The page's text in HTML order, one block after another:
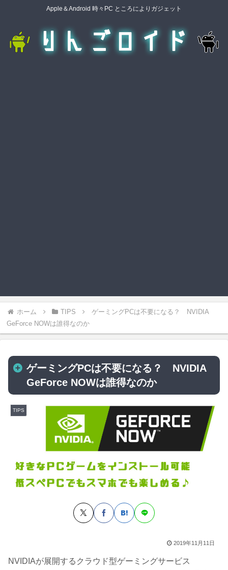
Apple＆Android 時々PC ところによりガジェット
ホーム TIPS
ゲーミングPCは不要になる？ NVIDIA
GeForce NOWは誰得なのか
ゲーミングPCは不要になる？ NVIDIA
GeForce NOWは誰得なのか
TIPS
2019年11月11日
NVIDIAが展開するクラウド型ゲーミングサービス